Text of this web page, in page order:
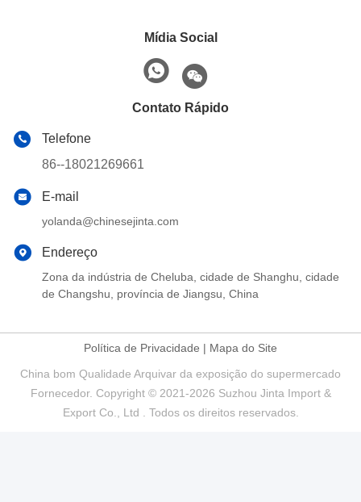
Mídia Social
Contato Rápido
Telefone
86--18021269661
E-mail
yolanda@chinesejinta.com
Endereço
Zona da indústria de Cheluba, cidade de Shanghu, cidade
de Changshu, província de Jiangsu, China
Política de Privacidade | Mapa do Site
China bom Qualidade Arquivar da exposição do supermercado
Fornecedor. Copyright © 2021-2026 Suzhou Jinta Import &
Export Co., Ltd . Todos os direitos reservados.